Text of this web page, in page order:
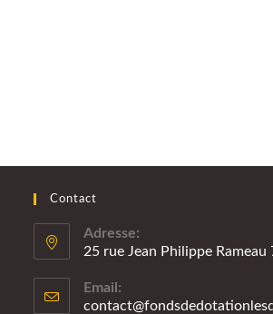
Contact
Adresse:
25 rue Jean Philippe Rameau
Email: